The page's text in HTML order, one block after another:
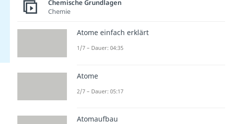
Chemische Grundlagen
Chemie
Atome einfach erklärt
1/7 – Dauer: 04:35
Atome
2/7 – Dauer: 05:17
Atomaufbau